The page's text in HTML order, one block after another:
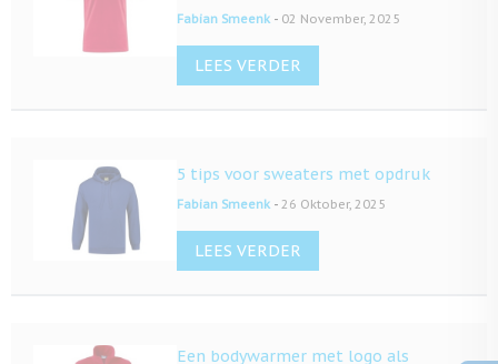
Fabian Smeenk - 02 November, 2025
LEES VERDER
5 tips voor sweaters met opdruk
Fabian Smeenk - 26 Oktober, 2025
LEES VERDER
Een bodywarmer met logo als